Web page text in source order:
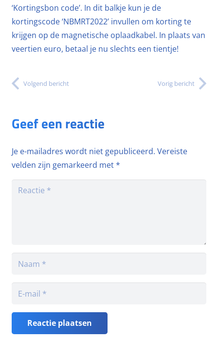
‘Kortingsbon code’. In dit balkje kun je de
kortingscode ‘NBMRT2022’ invullen om korting te
krijgen op de magnetische oplaadkabel. In plaats van
veertien euro, betaal je nu slechts een tientje!
Volgend bericht Vorig bericht
Geef een reactie
Je e-mailadres wordt niet gepubliceerd. Vereiste
velden zijn gemarkeerd met*
Reactie plaatsen